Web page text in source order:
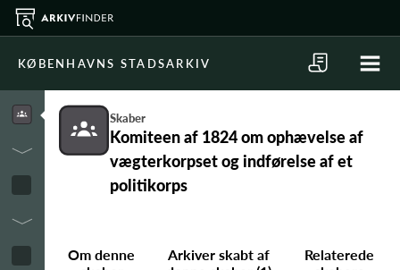
KØBENHAVNS STADSARKIV
Skaber
Komiteen af 1824 om ophævelse af
vægterkorpset og indførelse af et
politikorps
Om denne
Arkiver skabt af
Relaterede